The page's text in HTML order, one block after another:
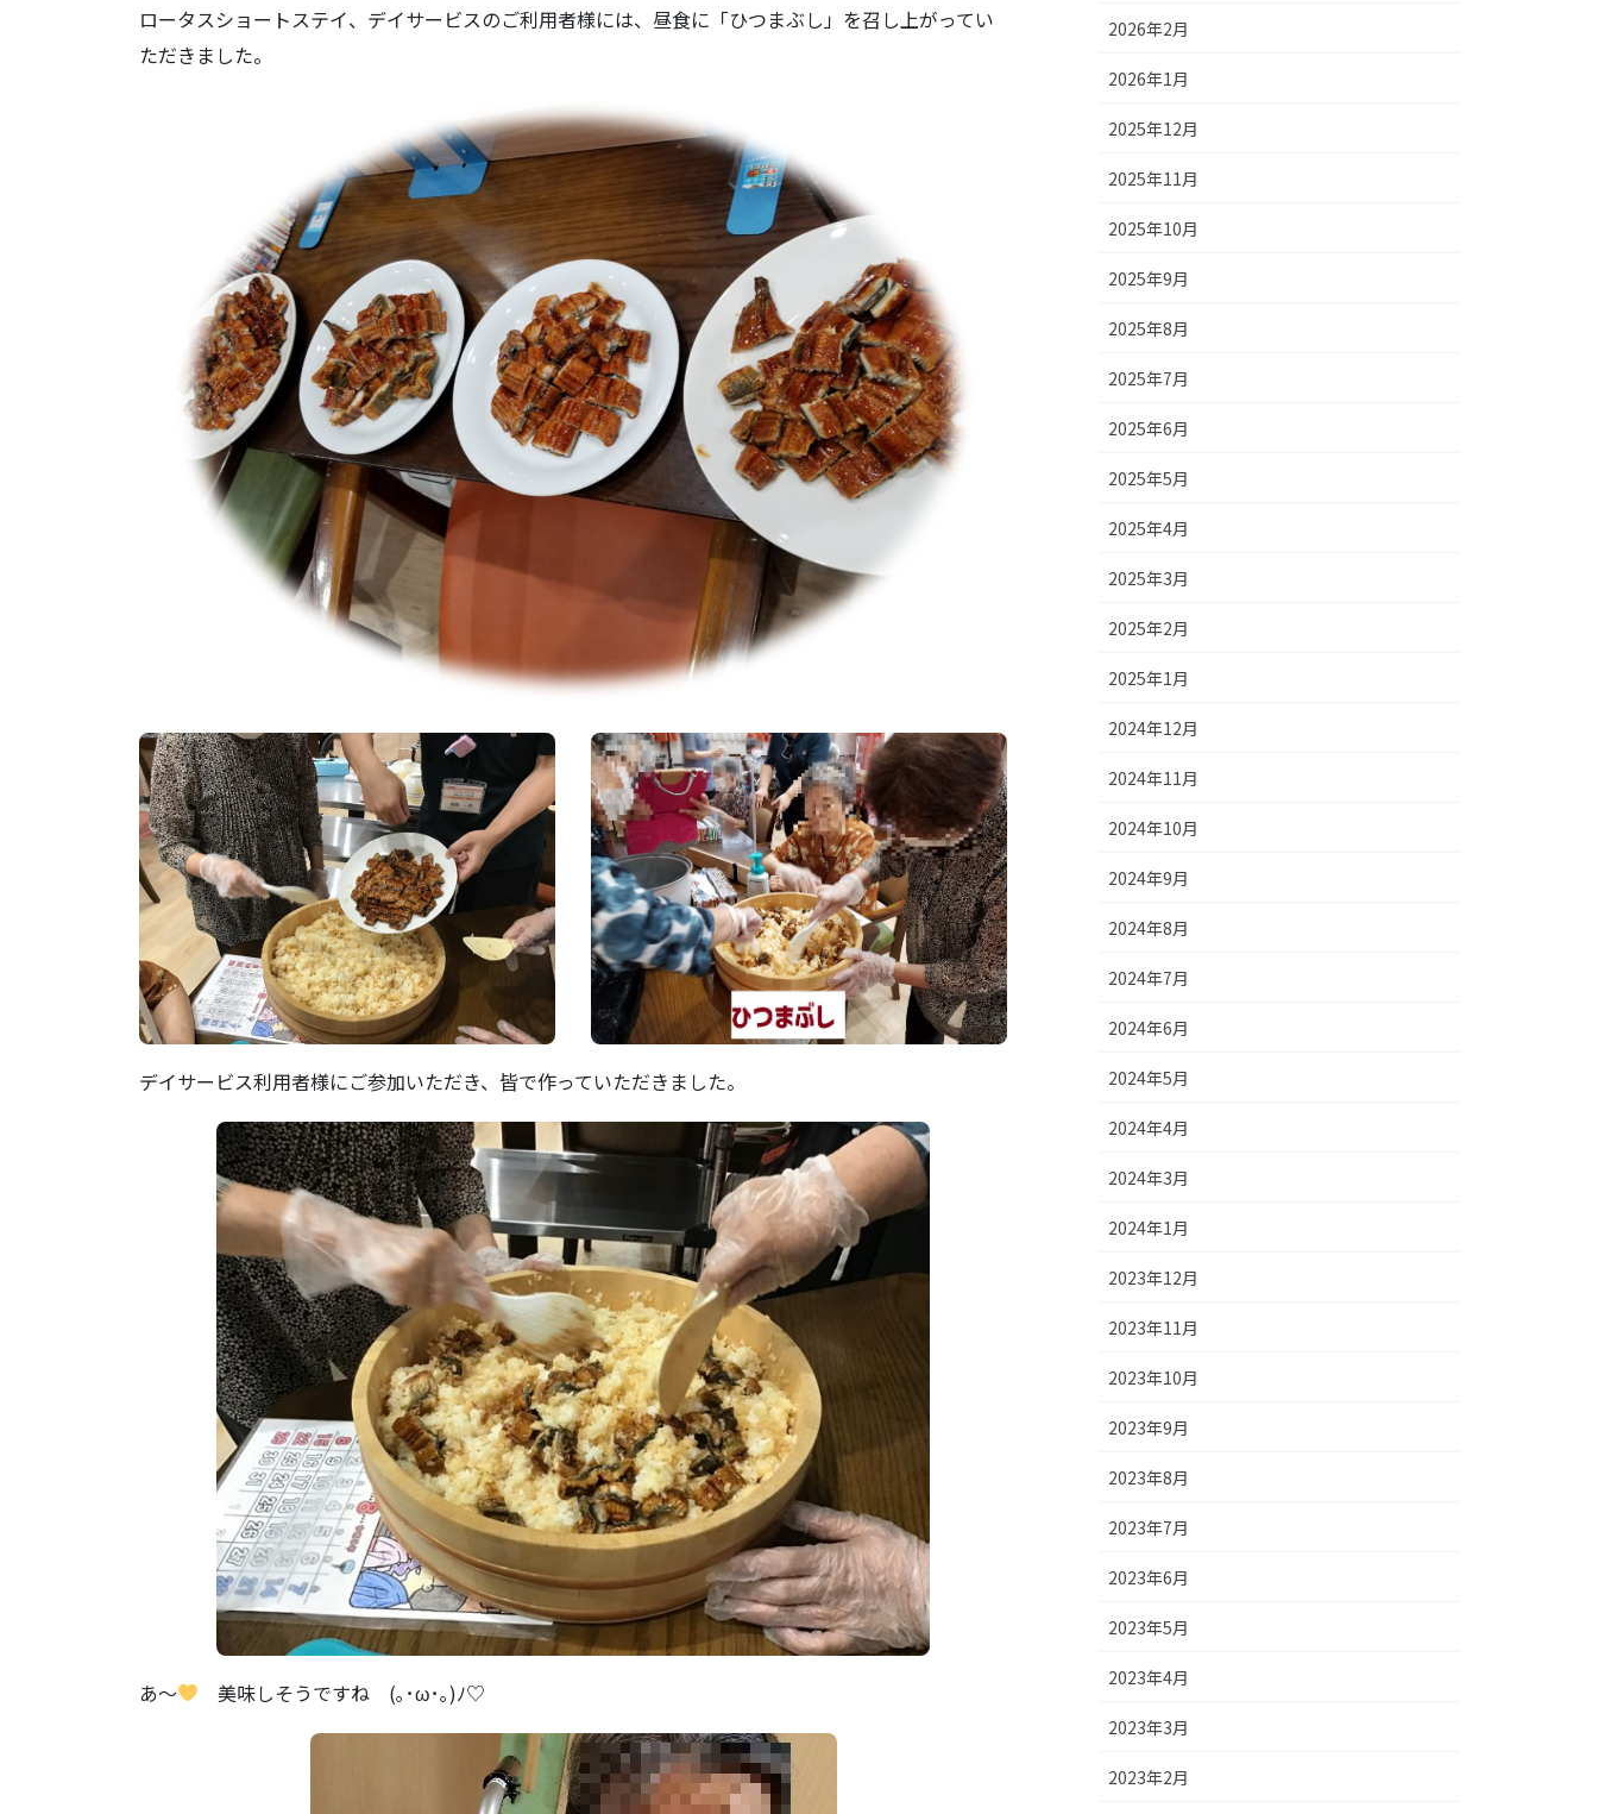
ロータスショートステイ、デイサービスのご利用者様には、昼食に「ひつまぶし」を召し上がってい
ただきました。
デイサービス利用者様にご参加いただき、皆で作っていただきました。
あ～ 美味しそうですね (｡･ω･｡)ﾉ♡
2026年2月
2026年1月
2025年12月
2025年11月
2025年10月
2025年9月
2025年8月
2025年7月
2025年6月
2025年5月
2025年4月
2025年3月
2025年2月
2025年1月
2024年12月
2024年11月
2024年10月
2024年9月
2024年8月
2024年7月
2024年6月
2024年5月
2024年4月
2024年3月
2024年1月
2023年12月
2023年11月
2023年10月
2023年9月
2023年8月
2023年7月
2023年6月
2023年5月
2023年4月
2023年3月
2023年2月